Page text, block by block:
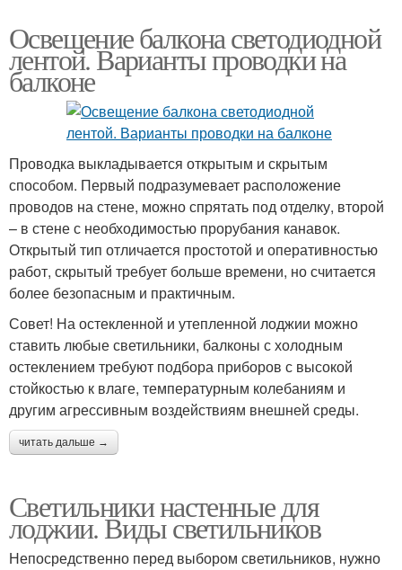
Освещение балкона светодиодной
лентой. Варианты проводки на
балконе
Проводка выкладывается открытым и скрытым
способом. Первый подразумевает расположение
проводов на стене, можно спрятать под отделку, второй
– в стене с необходимостью прорубания канавок.
Открытый тип отличается простотой и оперативностью
работ, скрытый требует больше времени, но считается
более безопасным и практичным.
Совет! На остекленной и утепленной лоджии можно
ставить любые светильники, балконы с холодным
остеклением требуют подбора приборов с высокой
стойкостью к влаге, температурным колебаниям и
другим агрессивным воздействиям внешней среды.
читать дальше →
Светильники настенные для
лоджии. Виды светильников
Непосредственно перед выбором светильников, нужно